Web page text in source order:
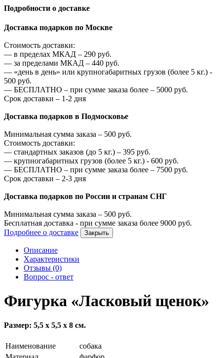
Подробности о доставке
Доставка подарков по Москве
Стоимость доставки:
— в пределах МКАД – 290 руб.
— за пределами МКАД – 440 руб.
— «день в день» или крупногабаритных грузов (более 5 кг.) -
500 руб.
— БЕСПЛАТНО – при сумме заказа более – 5000 руб.
Срок доставки – 1-2 дня
Доставка подарков в Подмосковье
Минимальная сумма заказа – 500 руб.
Стоимость доставки:
— стандартных заказов (до 5 кг.) – 395 руб.
— крупногабаритных грузов (более 5 кг.) - 600 руб.
— БЕСПЛАТНО – при сумме заказа более – 7500 руб.
Срок доставки – 2-3 дня
Доставка подарков по России и странам СНГ
Минимальная сумма заказа – 500 руб.
Бесплатная доставка - при сумме заказа более 9000 руб.
Подробнее о доставке
Закрыть
Описание
Характеристики
Отзывы (0)
Вопрос - ответ
Фигурка «Ласковый щенок»
Размер: 5,5 х 5,5 х 8 см.
Наименование
собака